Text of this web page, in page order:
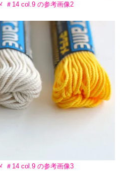
＃14 col.9 の参考画像2
＃14 col.9 の参考画像3